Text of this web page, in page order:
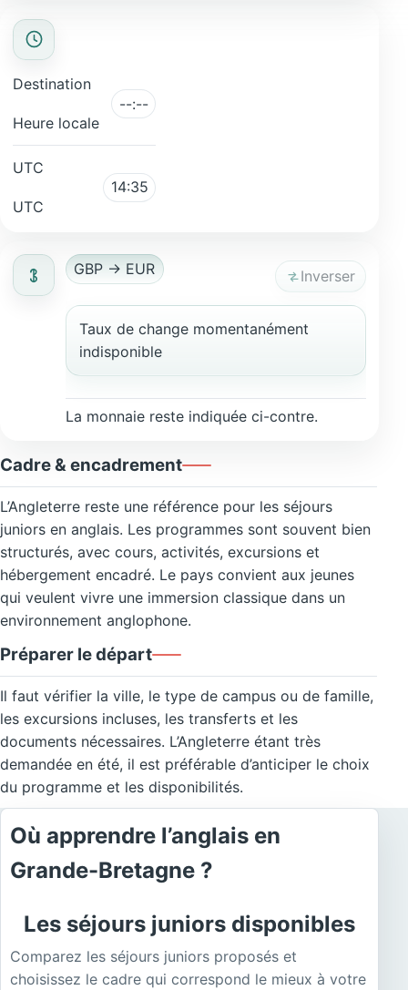
--:--
Destination
Heure locale
14:35
UTC
UTC
GBP → EUR Inverser
Taux de change momentanément
indisponible
La monnaie reste indiquée ci-contre.
Cadre & encadrement
L’Angleterre reste une référence pour les séjours
juniors en anglais. Les programmes sont souvent bien
structurés, avec cours, activités, excursions et
hébergement encadré. Le pays convient aux jeunes
qui veulent vivre une immersion classique dans un
environnement anglophone.
Préparer le départ
Il faut vérifier la ville, le type de campus ou de famille,
les excursions incluses, les transferts et les
documents nécessaires. L’Angleterre étant très
demandée en été, il est préférable d’anticiper le choix
du programme et les disponibilités.
Où apprendre l’anglais en
Grande-Bretagne ?
Les séjours juniors disponibles
Comparez les séjours juniors proposés et
choisissez le cadre qui correspond le mieux à votre